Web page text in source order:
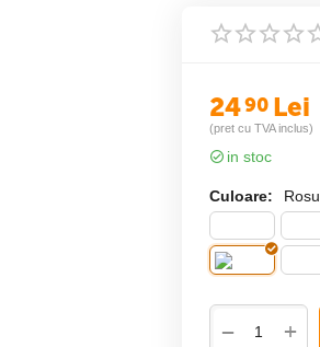
2490 Lei
(pret cu TVA inclus)
in stoc
Culoare: Rosu
+
−